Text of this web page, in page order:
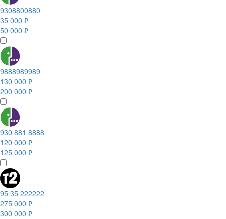
9308800880
35 000 ₽
50 000 ₽
9888989989
130 000 ₽
200 000 ₽
930 881 8888
120 000 ₽
125 000 ₽
95 35 222222
275 000 ₽
300 000 ₽